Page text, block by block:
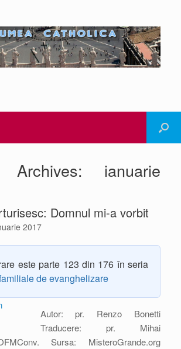
Archives: ianuarie
Domnul mi-a vorbit
2017
este parte 123 din 176 în seria
de evanghelizare
Autor: pr. Renzo Bonetti
Traducere: pr. Mihai
Sursa: MisteroGrande.org